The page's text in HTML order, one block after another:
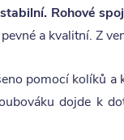
Rohové
a kvalitní. Z
pomocí kolíků
dojde k